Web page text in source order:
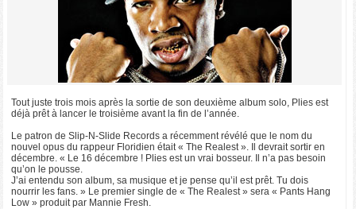
Tout juste trois mois après la sortie de son deuxième album solo, Plies est
déjà prêt à lancer le troisième avant la fin de l’année.
Le patron de Slip-N-Slide Records a récemment révélé que le nom du
nouvel opus du rappeur Floridien était « The Realest ». Il devrait sortir en
décembre. « Le 16 décembre ! Plies est un vrai bosseur. Il n’a pas besoin
qu’on le pousse.
J’ai entendu son album, sa musique et je pense qu’il est prêt. Tu dois
nourrir les fans. » Le premier single de « The Realest » sera « Pants Hang
Low » produit par Mannie Fresh.